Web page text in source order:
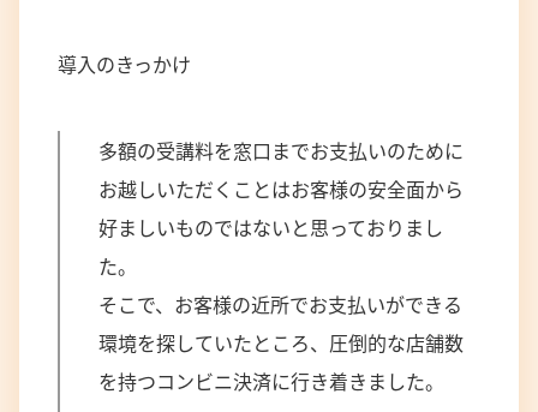
導入のきっかけ
多額の受講料を窓口までお支払いのために
お越しいただくことはお客様の安全面から
好ましいものではないと思っておりまし
た。
そこで、お客様の近所でお支払いができる
環境を探していたところ、圧倒的な店舗数
を持つコンビニ決済に行き着きました。